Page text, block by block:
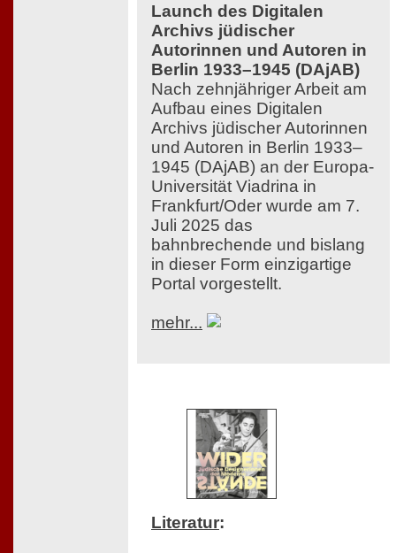
Launch des Digitalen
Archivs jüdischer
Autorinnen und Autoren in
Berlin 1933–1945 (DAjAB)
Nach zehnjähriger Arbeit am
Aufbau eines Digitalen
Archivs jüdischer Autorinnen
und Autoren in Berlin 1933–
1945 (DAjAB) an der Europa-
Universität Viadrina in
Frankfurt/Oder wurde am 7.
Juli 2025 das
bahnbrechende und bislang
in dieser Form einzigartige
Portal vorgestellt.
mehr...
Literatur: